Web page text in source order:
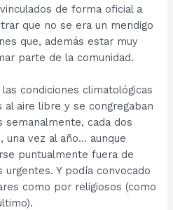
de forma oficial a
que no se era un mendigo
que, además estar muy
parte de la comunidad.
condiciones climatológicas
aire libre y se congregaban
semanalmente, cada dos
una vez al año… aunque
puntualmente fuera de
Y podía convocado
como por religiosos (como